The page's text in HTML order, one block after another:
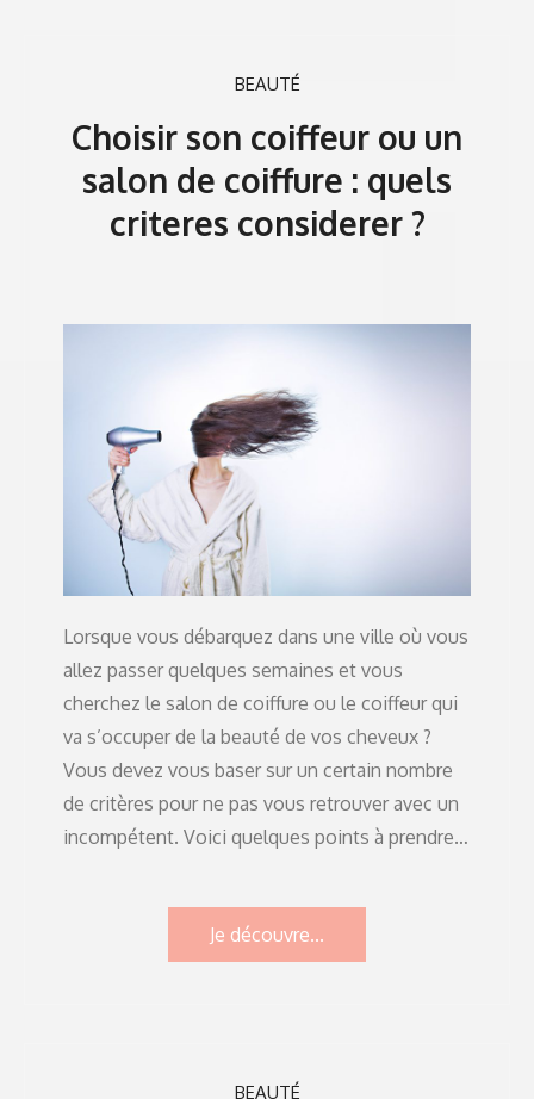
BEAUTÉ
Choisir son coiffeur ou un
salon de coiffure : quels
criteres considerer ?
Lorsque vous débarquez dans une ville où vous
allez passer quelques semaines et vous
cherchez le salon de coiffure ou le coiffeur qui
va s’occuper de la beauté de vos cheveux ?
Vous devez vous baser sur un certain nombre
de critères pour ne pas vous retrouver avec un
incompétent. Voici quelques points à prendre…
Je découvre...
BEAUTÉ